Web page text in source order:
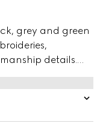
grey and green
details.
twill, this pair of
lettering